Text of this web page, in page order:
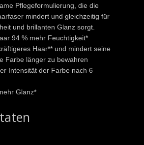
Pflegeformulierung, die die
mindert und gleichzeitig für
und brillanten Glanz sorgt.
94 % mehr Feuchtigkeit*
Haar** und mindert seine
Farbe länger zu bewahren
Intensität der Farbe nach 6
Glanz*